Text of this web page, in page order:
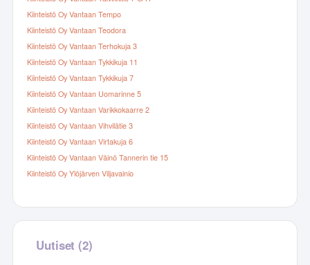
Kiinteistö Oy Vantaan Tempo
Kiinteistö Oy Vantaan Teodora
Kiinteistö Oy Vantaan Terhokuja 3
Kiinteistö Oy Vantaan Tykkikuja 11
Kiinteistö Oy Vantaan Tykkikuja 7
Kiinteistö Oy Vantaan Uomarinne 5
Kiinteistö Oy Vantaan Varikkokaarre 2
Kiinteistö Oy Vantaan Vihvilätie 3
Kiinteistö Oy Vantaan Virtakuja 6
Kiinteistö Oy Vantaan Väinö Tannerin tie 15
Kiinteistö Oy Ylöjärven Viljavainio
Uutiset (2)